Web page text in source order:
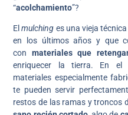
“acolchamiento”?
Elmulching es una vieja
en los últimos años y que
con materiales que
enriquecer la tierra. En el
materiales especialmente
te pueden servir
restos de las ramas y troncos